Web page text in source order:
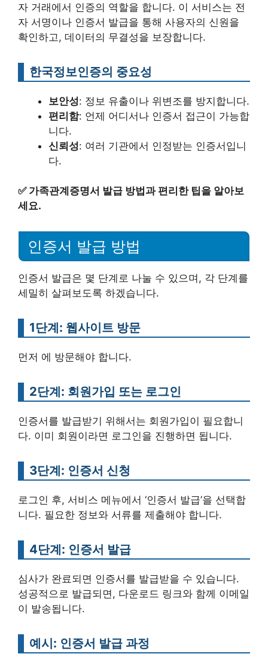
자 거래에서 인증의 역할을 합니다. 이 서비스는 전
자 서명이나 인증서 발급을 통해 사용자의 신원을
확인하고, 데이터의 무결성을 보장합니다.
한국정보인증의 중요성
보안성: 정보 유출이나 위변조를 방지합니다.
편리함: 언제 어디서나 인증서 접근이 가능합
니다.
신뢰성: 여러 기관에서 인정받는 인증서입니
다.
✅ 가족관계증명서 발급 방법과 편리한 팁을 알아보
세요.
인증서 발급 방법
인증서 발급은 몇 단계로 나눌 수 있으며, 각 단계를
세밀히 살펴보도록 하겠습니다.
1단계: 웹사이트 방문
먼저 에 방문해야 합니다.
2단계: 회원가입 또는 로그인
인증서를 발급받기 위해서는 회원가입이 필요합니
다. 이미 회원이라면 로그인을 진행하면 됩니다.
3단계: 인증서 신청
로그인 후, 서비스 메뉴에서 ‘인증서 발급’을 선택합
니다. 필요한 정보와 서류를 제출해야 합니다.
4단계: 인증서 발급
심사가 완료되면 인증서를 발급받을 수 있습니다.
성공적으로 발급되면, 다운로드 링크와 함께 이메일
이 발송됩니다.
예시: 인증서 발급 과정